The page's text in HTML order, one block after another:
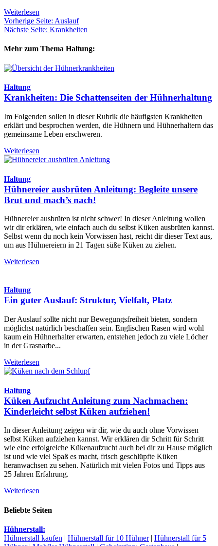
Weiterlesen
Vorherige Seite: Auslauf
Nächste Seite: Krankheiten
Mehr zum Thema Haltung:
Haltung
Krankheiten: Die Schattenseiten der Hühnerhaltung
Im Folgenden sollen in dieser Rubrik die häufigsten Krankheiten
erklärt und besprochen werden, die Hühnern und Hühnerhaltern das
gemeinsame Leben erschweren.
Weiterlesen
Haltung
Hühnereier ausbrüten Anleitung: Begleite unsere
Brut und mach’s nach!
Hühnereier ausbrüten ist nicht schwer! In dieser Anleitung wollen
wir dir erklären, wie einfach auch du selbst Küken ausbrüten kannst.
Selbst wenn du noch kein Vorwissen hast, reicht dir dieser Text aus,
um aus Hühnereiern in 21 Tagen süße Küken zu ziehen.
Weiterlesen
Haltung
Ein guter Auslauf: Struktur, Vielfalt, Platz
Der Auslauf sollte nicht nur Bewegungsfreiheit bieten, sondern
möglichst natürlich beschaffen sein. Englischen Rasen wird wohl
kaum ein Hühnerhalter erwarten, entstehen jedoch zu viele Löcher
in der Grasnarbe...
Weiterlesen
Haltung
Küken Aufzucht Anleitung zum Nachmachen:
Kinderleicht selbst Küken aufziehen!
In dieser Anleitung zeigen wir dir, wie du auch ohne Vorwissen
selbst Küken aufziehen kannst. Wir erklären dir Schritt für Schritt
wie eine erfolgreiche Kükenaufzucht auch bei dir zu Hause möglich
ist und wie viel Spaß es macht, frisch geschlüpfte Küken
heranwachsen zu sehen. Natürlich mit vielen Fotos und Tipps aus
25 Jahren Erfahrung.
Weiterlesen
Beliebte Seiten
Hühnerstall:
Hühnerstall kaufen | Hühnerstall für 10 Hühner| Hühnerstall für 5